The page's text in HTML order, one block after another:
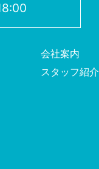
会社案内
スタッフ紹介